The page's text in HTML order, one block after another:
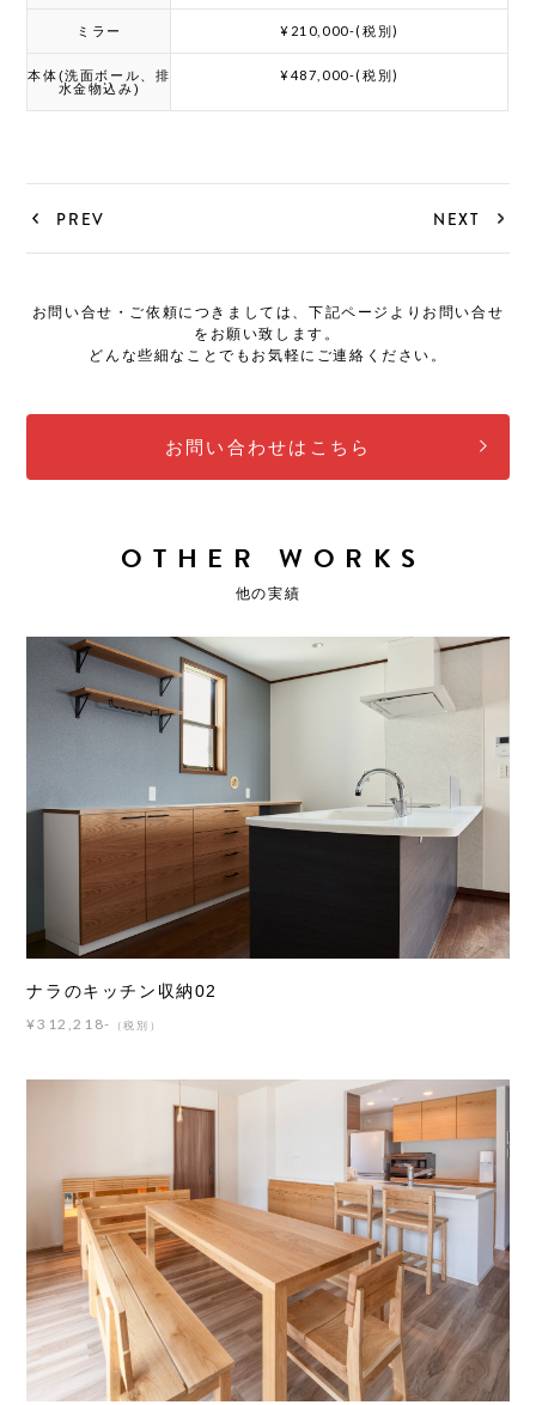
ミラー ¥210,000-(税別)
本体(洗面ボール、排
水金物込み)
¥487,000-(税別)
PREV NEXT
お問い合せ・ご依頼につきましては、下記ページよりお問い合せ
をお願い致します。
どんな些細なことでもお気軽にご連絡ください。
お問い合わせはこちら
OTHER WORKS
他の実績
ナラのキッチン収納02
¥312,218- （税別）